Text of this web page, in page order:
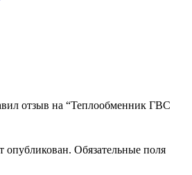
отзыв на “Теплообменник ГВС
опубликован. Обязательные поля